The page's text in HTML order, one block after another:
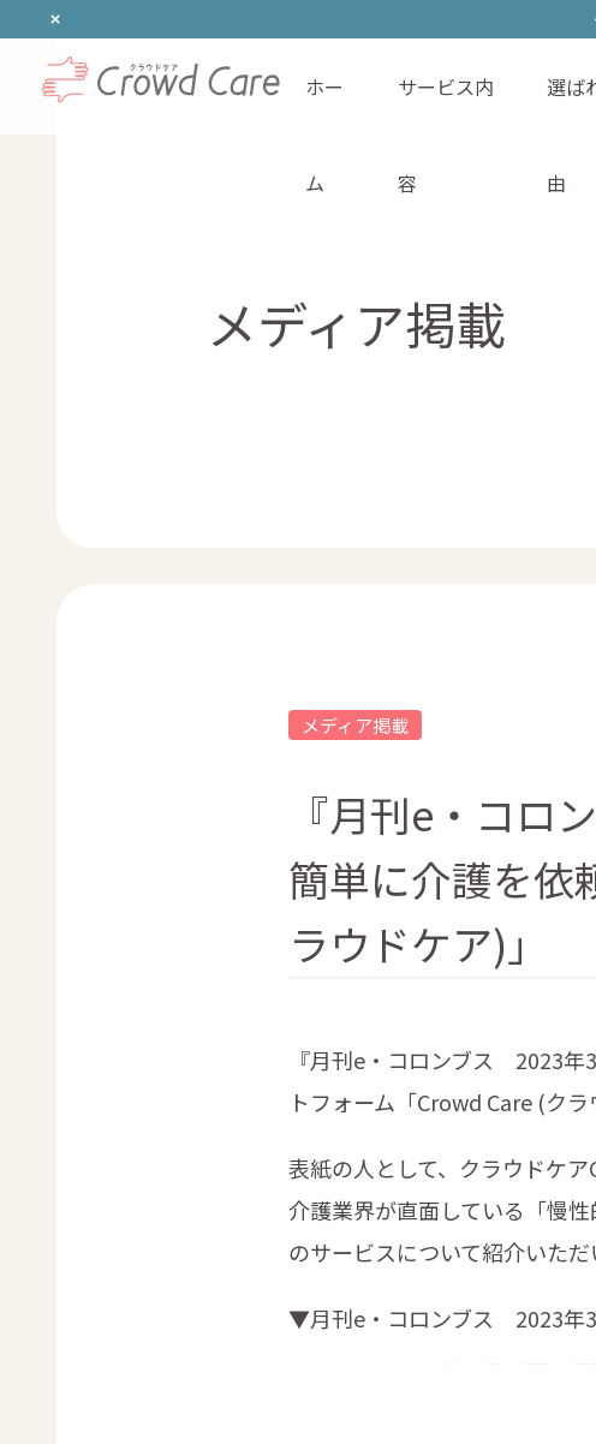
ホーム サ
ホー
ム
サービス内
容
選ば
由
メディア掲載
メディア掲載
『月刊e・コ
簡単に介護を依
ラウドケア)」
『月刊e・コロンブス 2023年
トフォーム「Crowd Care (ク
表紙の人として、クラウドケア
介護業界が直面している「慢
のサービスについて紹介いただ
▼月刊e・コロンブス 2023年